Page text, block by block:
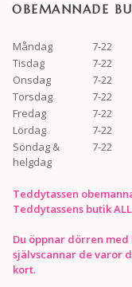
OBEMANNADE
Måndag
7-22
Tisdag
7-22
Onsdag
7-22
Torsdag
7-22
Fredag
7-22
Lördag
7-22
Söndag &
helgdag
7-22
Teddytassen
Teddytassens butik
Du öppnar dörren
självscannar de varor
kort.